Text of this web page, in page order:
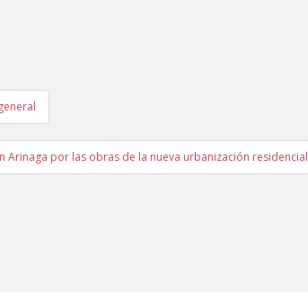
Arinaga por las obras de la nueva urbanización residencial